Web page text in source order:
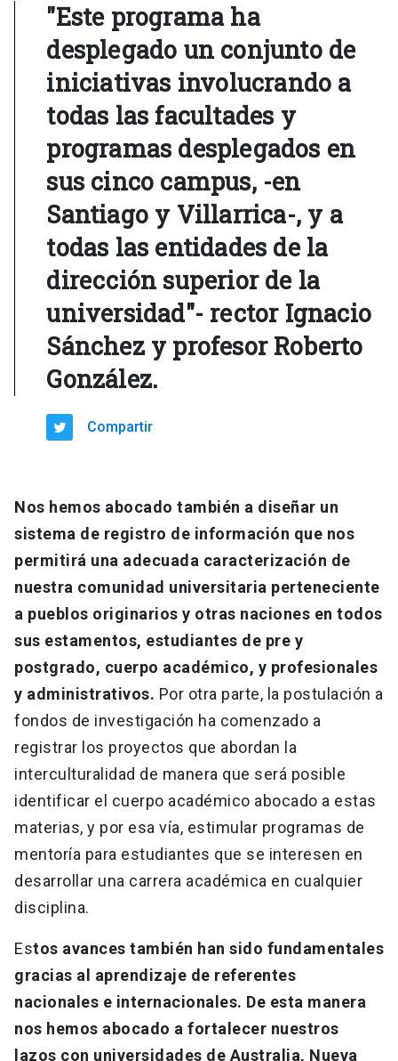
"Este programa ha
desplegado un conjunto de
iniciativas involucrando a
todas las facultades y
programas desplegados en
sus cinco campus, -en
Santiago y Villarrica-, y a
todas las entidades de la
dirección superior de la
universidad"- rector Ignacio
Sánchez y profesor Roberto
González.
Compartir
Nos hemos abocado también a diseñar un
sistema de registro de información que nos
permitirá una adecuada caracterización de
nuestra comunidad universitaria perteneciente
a pueblos originarios y otras naciones en todos
sus estamentos, estudiantes de pre y
postgrado, cuerpo académico, y profesionales
y administrativos. Por otra parte, la postulación a
fondos de investigación ha comenzado a
registrar los proyectos que abordan la
interculturalidad de manera que será posible
identificar el cuerpo académico abocado a estas
materias, y por esa vía, estimular programas de
mentoría para estudiantes que se interesen en
desarrollar una carrera académica en cualquier
disciplina.
Estos avances también han sido fundamentales
gracias al aprendizaje de referentes
nacionales e internacionales. De esta manera
nos hemos abocado a fortalecer nuestros
lazos con universidades de Australia, Nueva